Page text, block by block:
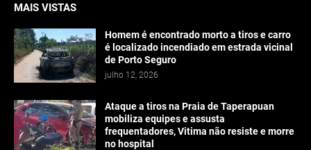
MAIS VISTAS
Homem é encontrado morto a tiros e carro
é localizado incendiado em estrada vicinal
de Porto Seguro
julho 12, 2026
Ataque a tiros na Praia de Taperapuan
mobiliza equipes e assusta
frequentadores, Vitima não resiste e morre
no hospital